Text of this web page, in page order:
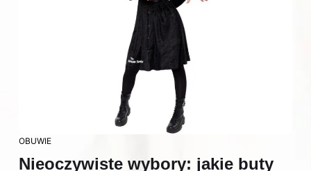
OBUWIE
Nieoczywiste wybory: jakie buty